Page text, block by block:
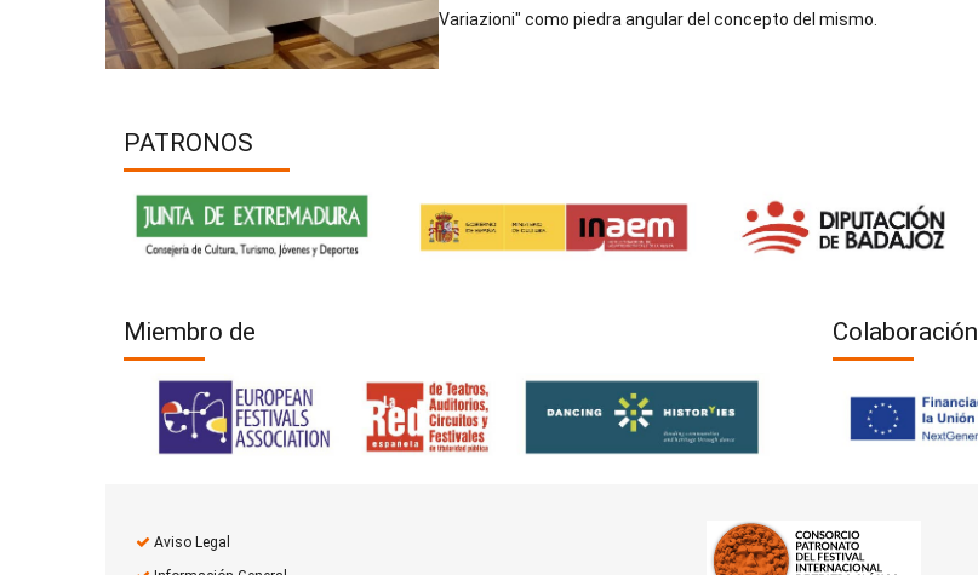
Variazioni" como piedra angular del concepto del mismo.
PATRONOS
Miembro de Colaboración
Aviso Legal